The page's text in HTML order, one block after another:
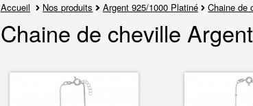
Accueil Nos produits Argent 925/1000 Platiné Chaine de
Chaine de cheville